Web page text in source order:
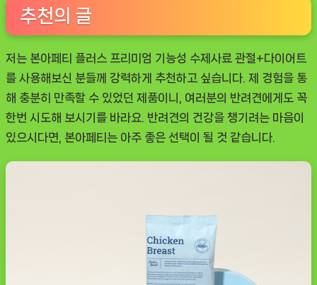
추천의 글
저는 본아페티 플러스 프리미엄 기능성 수제사료 관절+다이어트
를 사용해보신 분들께 강력하게 추천하고 싶습니다. 제 경험을 통
해 충분히 만족할 수 있었던 제품이니, 여러분의 반려견에게도 꼭
한번 시도해 보시기를 바라요. 반려견의 건강을 챙기려는 마음이
있으시다면, 본아페티는 아주 좋은 선택이 될 것 같습니다.